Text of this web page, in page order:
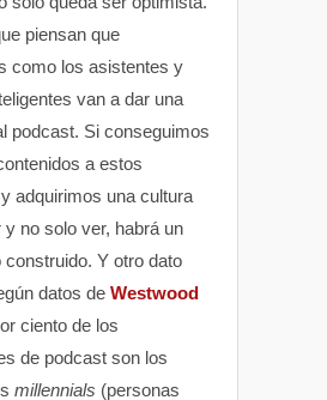
piensan que
como los asistentes y
van a dar una
podcast. Si conseguimos
a estos
adquirimos una cultura
no solo ver, habrá un
construido. Y otro dato
datos de Westwood
ciento de los
de podcast son los
millennials (personas